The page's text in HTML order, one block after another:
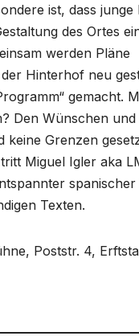
ist, dass junge
des Ortes
werden Pläne
Hinterhof neu
gemacht.
Den Wünschen
keine Grenzen
Miguel Igler aka
Texten.
Poststr. 4,